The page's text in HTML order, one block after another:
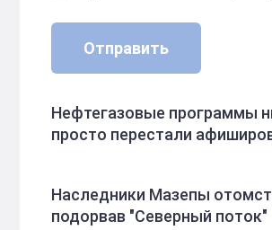
Отправить
Нефтегазовые программы
просто перестали
Наследники Мазепы
подорвав "Северный поток"